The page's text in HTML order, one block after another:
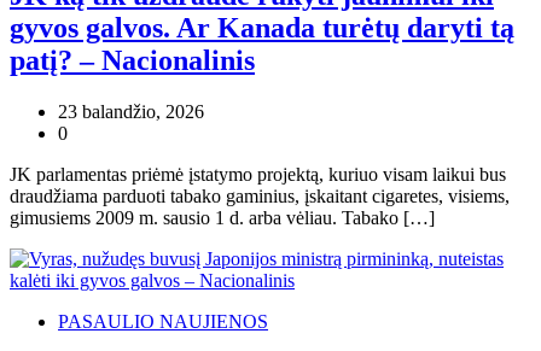
gyvos galvos. Ar Kanada turėtų daryti tą
patį? – Nacionalinis
23 balandžio, 2026
0
JK parlamentas priėmė įstatymo projektą, kuriuo visam laikui bus
draudžiama parduoti tabako gaminius, įskaitant cigaretes, visiems,
gimusiems 2009 m. sausio 1 d. arba vėliau. Tabako […]
PASAULIO NAUJIENOS